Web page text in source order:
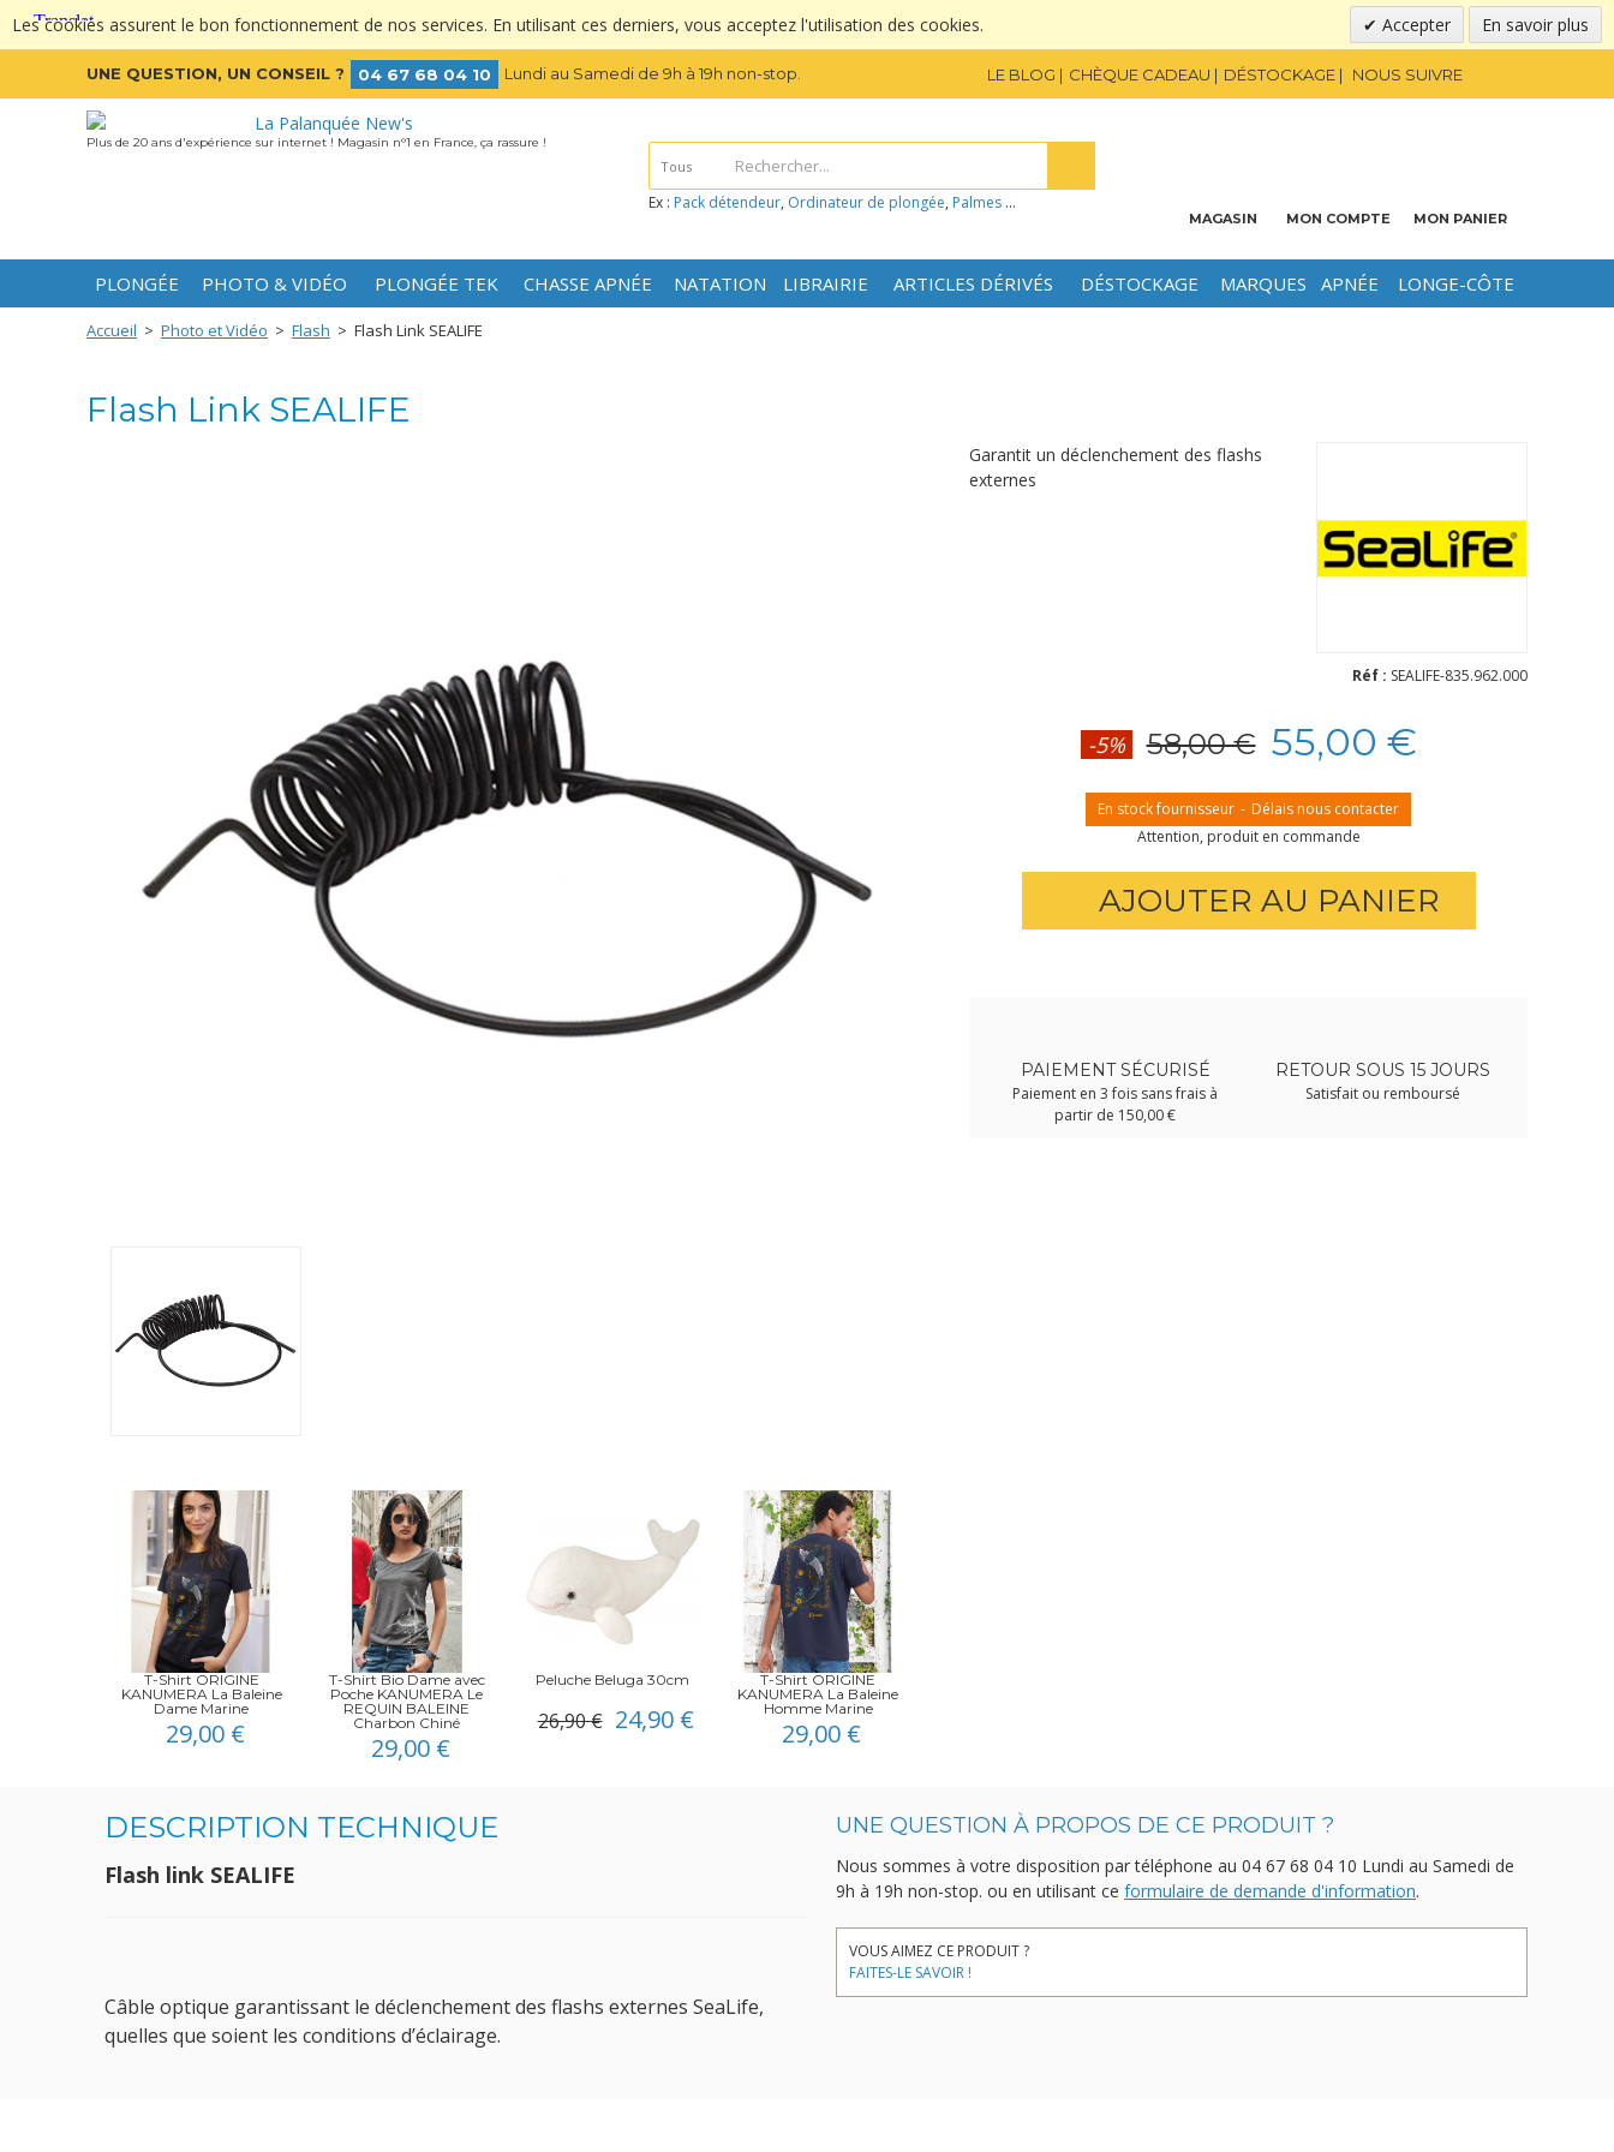
Les cookies assurent le bon fonctionnement de nos services. En utilisant ces derniers, vous acceptez l'utilisation des cookies. Accepter En savoir plus
UNE QUESTION, UN CONSEIL ? 04 67 68 04 10 Lundi au Samedi de 9h à 19h non-stop. LE BLOG CHÈQUE CADEAU DÉSTOCKAGE NOUS SUIVRE
Plus de 20 ans d'expérience sur internet ! Magasin n°1 en France, ça rassure !
MAGASIN MON COMPTE MON PANIER
PLONGÉE PHOTO & VIDÉO PLONGÉE TEK CHASSE APNÉE NATATION LIBRAIRIE ARTICLES DÉRIVÉS DÉSTOCKAGE MARQUES APNÉE LONGE-CÔTE
Tous
Ex : Pack détendeur, Ordinateur de plongée, Palmes ...
Accueil > Photo et Vidéo > Flash > Flash Link SEALIFE
Flash Link SEALIFE
T-Shirt ORIGINE
KANUMERA La Baleine
Dame Marine
29,00 €
T-Shirt Bio Dame avec
Poche KANUMERA Le
REQUIN BALEINE
Charbon Chiné
29,00 €
Peluche Beluga 30cm
26,90 € 24,90 €
T-Shirt ORIGINE
KANUMERA La Baleine
Homme Marine
29,00 €
Garantit un déclenchement des flashs
externes
Réf : SEALIFE-835.962.000
-5% 58,00 € 55,00 €
En stock fournisseur - Délais nous contacter
Attention, produit en commande
AJOUTER AU PANIER
PAIEMENT SÉCURISÉ
Paiement en 3 fois sans frais à
partir de 150,00 €
RETOUR SOUS 15 JOURS
Satisfait ou remboursé
DESCRIPTION TECHNIQUE
Flash link SEALIFE
Câble optique garantissant le déclenchement des flashs externes SeaLife,
quelles que soient les conditions d’éclairage.
UNE QUESTION À PROPOS DE CE PRODUIT ?
Nous sommes à votre disposition par téléphone au 04 67 68 04 10 Lundi au Samedi de
9h à 19h non-stop. ou en utilisant ce formulaire de demande d'information.
VOUS AIMEZ CE PRODUIT ?
FAITES-LE SAVOIR !